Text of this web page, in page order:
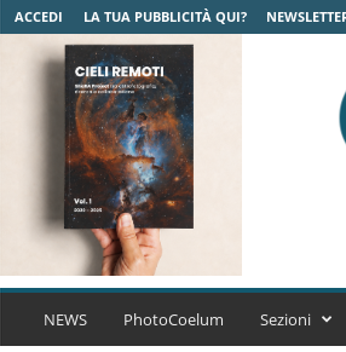
ACCEDI LA TUA PUBBLICITÀ QUI?
C
NEWS PhotoCoelum Sezioni